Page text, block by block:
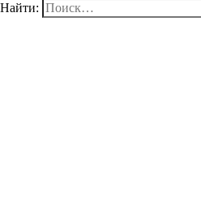
Найти: